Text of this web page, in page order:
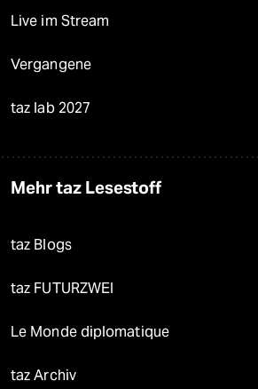
Live im Stream
Vergangene
taz lab 2027
Mehr taz Lesestoff
taz Blogs
taz FUTURZWEI
Le Monde diplomatique
taz Archiv